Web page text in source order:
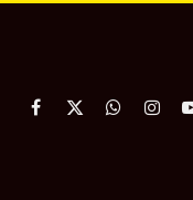
Facebook
X
WhatsApp